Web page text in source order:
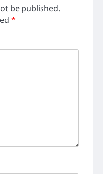
be published.
*